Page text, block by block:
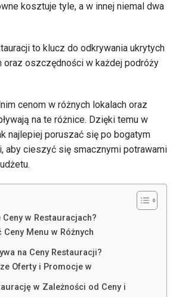
kosztuje tyle, a w innej niemal dwa
to klucz do odkrywania ukrytych
oraz oszczędności w każdej podróży
cenom w różnych lokalach oraz
na te różnice. Dzięki temu w
najlepiej poruszać się po bogatym
aby cieszyć się smacznymi potrawami
w Restauracjach?
Menu w Różnych
na Ceny Restauracji?
Oferty i Promocje w
w Zależności od Ceny i